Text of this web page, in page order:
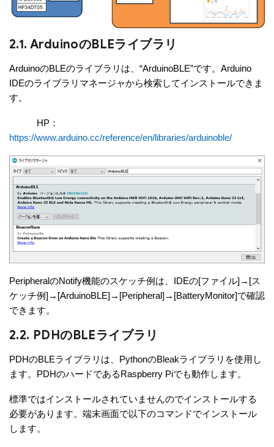
2.1. ArduinoのBLEライブラリ
ArduinoのBLEのライブラリは、“ArduinoBLE”です。Arduino
IDEのライブラリマネージャから検索してインストールできま
す。
HP：
https://www.arduino.cc/reference/en/libraries/arduinoble/
PeripheralのNotify機能のスケッチ例は、IDEの[ファイル]→[ス
ケッチ例]→[ArduinoBLE]→[Peripheral]→[BatteryMonitor]で確認
できます。
2.2. PDHのBLEライブラリ
PDHのBLEライブラリは、PythonのBleakライブラリを使用し
ます。PDHのハードであるRaspberry Piでも動作します。
標準ではインストールされていませんのでインストールする
必要があります。端末画面で以下のコマンドでインストール
します。